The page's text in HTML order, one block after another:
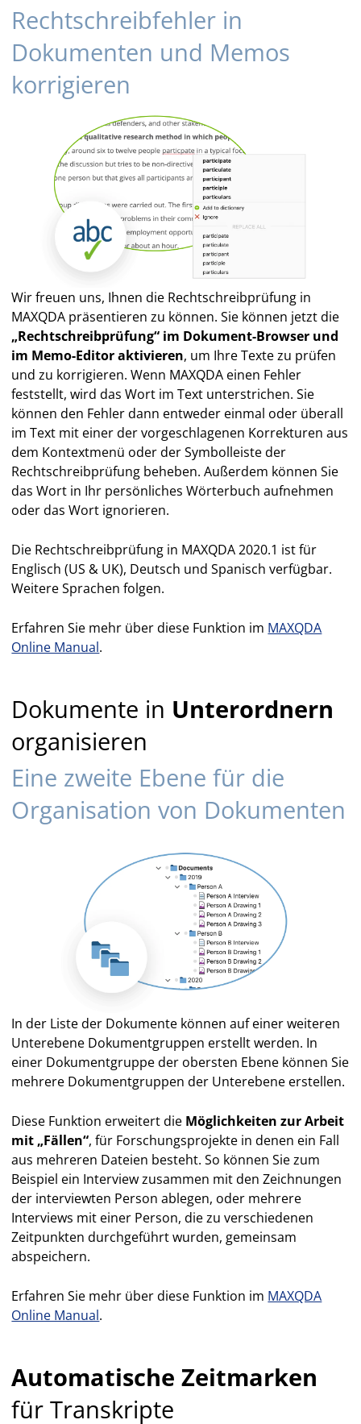
Rechtschreibfehler in
Dokumenten und Memos
korrigieren
Wir freuen uns, Ihnen die Rechtschreibprüfung in
MAXQDA präsentieren zu können. Sie können jetzt die
„Rechtschreibprüfung“ im Dokument-Browser und
im Memo-Editor aktivieren, um Ihre Texte zu prüfen
und zu korrigieren. Wenn MAXQDA einen Fehler
feststellt, wird das Wort im Text unterstrichen. Sie
können den Fehler dann entweder einmal oder überall
im Text mit einer der vorgeschlagenen Korrekturen aus
dem Kontextmenü oder der Symbolleiste der
Rechtschreibprüfung beheben. Außerdem können Sie
das Wort in Ihr persönliches Wörterbuch aufnehmen
oder das Wort ignorieren.
Die Rechtschreibprüfung in MAXQDA 2020.1 ist für
Englisch (US & UK), Deutsch und Spanisch verfügbar.
Weitere Sprachen folgen.
Erfahren Sie mehr über diese Funktion im MAXQDA
Online Manual.
Dokumente in Unterordnern
organisieren
Eine zweite Ebene für die
Organisation von Dokumenten
In der Liste der Dokumente können auf einer weiteren
Unterebene Dokumentgruppen erstellt werden. In
einer Dokumentgruppe der obersten Ebene können Sie
mehrere Dokumentgruppen der Unterebene erstellen.
Diese Funktion erweitert die Möglichkeiten zur Arbeit
mit „Fällen“, für Forschungsprojekte in denen ein Fall
aus mehreren Dateien besteht. So können Sie zum
Beispiel ein Interview zusammen mit den Zeichnungen
der interviewten Person ablegen, oder mehrere
Interviews mit einer Person, die zu verschiedenen
Zeitpunkten durchgeführt wurden, gemeinsam
abspeichern.
Erfahren Sie mehr über diese Funktion im MAXQDA
Online Manual.
Automatische Zeitmarken
für Transkripte